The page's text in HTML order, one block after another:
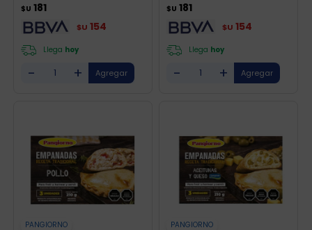
$U 181
$U 154
Llega hoy
- +
$U 181
$U 154
Llega hoy
- +
PANGIORNO PANGIORNO